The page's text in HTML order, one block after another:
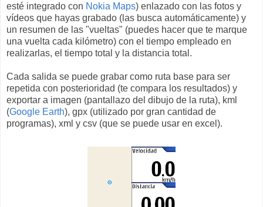
esté integrado con Nokia Maps) enlazado con las fotos y
vídeos que hayas grabado (las busca automáticamente) y
un resumen de las "vueltas" (puedes hacer que te marque
una vuelta cada kilómetro) con el tiempo empleado en
realizarlas, el tiempo total y la distancia total.
Cada salida se puede grabar como ruta base para ser
repetida con posterioridad (te compara los resultados) y
exportar a imagen (pantallazo del dibujo de la ruta), kml
(Google Earth), gpx (utilizado por gran cantidad de
programas), xml y csv (que se puede usar en excel).